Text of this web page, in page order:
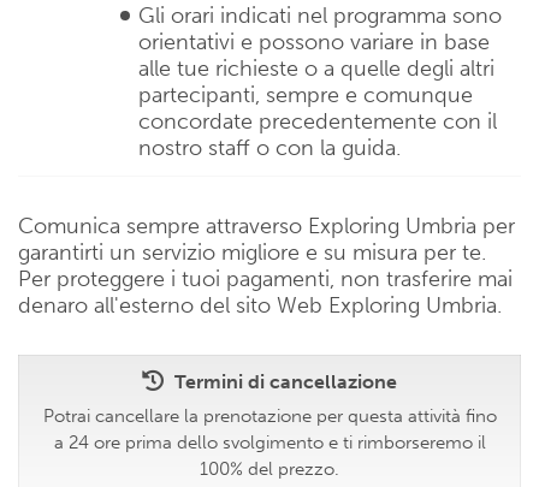
Gli orari indicati nel programma sono
orientativi e possono variare in base
alle tue richieste o a quelle degli altri
partecipanti, sempre e comunque
concordate precedentemente con il
nostro staff o con la guida.
Comunica sempre attraverso Exploring Umbria per
garantirti un servizio migliore e su misura per te.
Per proteggere i tuoi pagamenti, non trasferire mai
denaro all'esterno del sito Web Exploring Umbria.
Termini di cancellazione
Potrai cancellare la prenotazione per questa attività fino
a 24 ore prima dello svolgimento e ti rimborseremo il
100% del prezzo.